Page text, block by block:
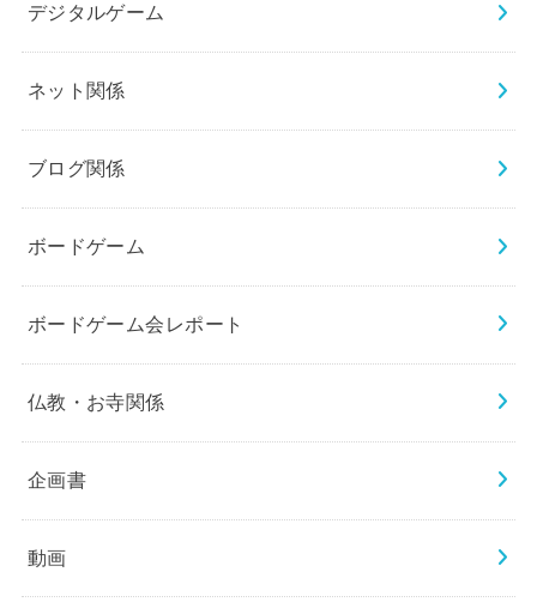
デジタルゲーム
ネット関係
ブログ関係
ボードゲーム
ボードゲーム会レポート
仏教・お寺関係
企画書
動画